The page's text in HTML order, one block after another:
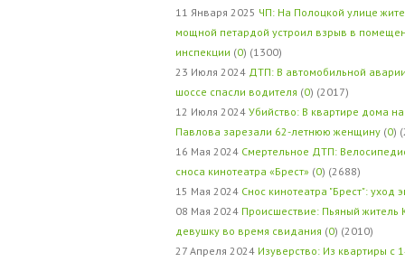
11 Января 2025 ЧП: На Полоцкой улице
мощной петардой устроил взрыв в
инспекции (0) (1300)
23 Июля 2024 ДТП: В автомобильной
шоссе спасли водителя (0) (2017)
12 Июля 2024 Убийство: В квартире дома
Павлова зарезали 62-летнюю женщину (0)
16 Мая 2024 Смертельное ДТП:
сноса кинотеатра «Брест» (0) (2688)
15 Мая 2024 Снос кинотеатра "Брест": уход
08 Мая 2024 Происшествие: Пьяный житель
девушку во время свидания (0) (2010)
27 Апреля 2024 Изуверство: Из квартиры с